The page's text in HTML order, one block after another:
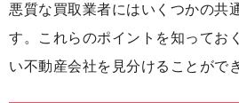
悪質な買取業者にはいくつかの共
す。これらのポイントを知ってお
い不動産会社を見分けることがで